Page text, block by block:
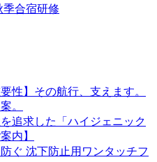
季合宿研修
性】その航行、支えます。
。
追求した「ハイジェニック
内】
ぐ 沈下防止用ワンタッチフ